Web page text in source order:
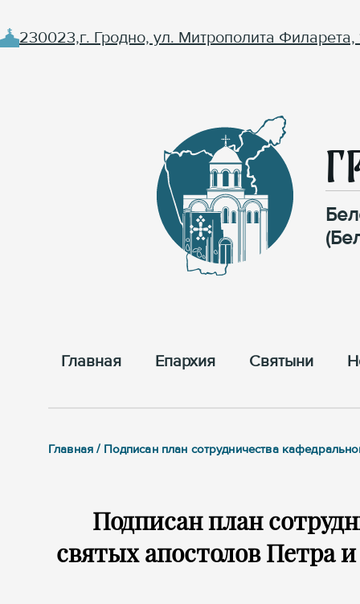
230023,г. Гродно, ул. Митрополита Филарета,
Главная Епархия Cвятыни
Главная / Подписан план сотрудничества
Подписан план
святых апостолов Петра